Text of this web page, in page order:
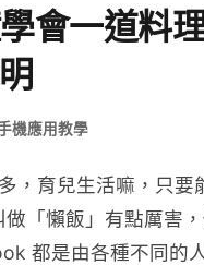
會一道料
機應用教學
，育兒生活嘛，只要
「懶飯」有點厲害
都是由各種不同的